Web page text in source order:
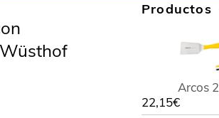
Productos
Arcos
22,15€